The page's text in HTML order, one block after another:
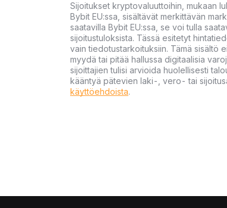
Sijoitukset kryptovaluuttoihin, mukaan
Bybit EU:ssa, sisältävät merkittävän
saatavilla Bybit EU:ssa, se voi tulla
sijoitustuloksista. Tässä esitetyt
vain tiedotustarkoituksiin. Tämä sisältö
myydä tai pitää hallussa digitaalisia
sijoittajien tulisi arvioida huolellisesti
kääntyä pätevien laki-, vero- tai
käyttöehdoista.